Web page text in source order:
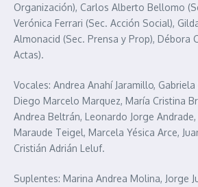
Organización), Carlos Alberto Bellomo
Verónica Ferrari (Sec. Acción Social),
Almonacid (Sec. Prensa y Prop), Débora
Actas).
Vocales: Andrea Anahí Jaramillo,
Diego Marcelo Marquez, María Cristina
Andrea Beltrán, Leonardo Jorge
Maraude Teigel, Marcela Yésica Arce,
Cristián Adrián Leluf.
Suplentes: Marina Andrea Molina, Jorge